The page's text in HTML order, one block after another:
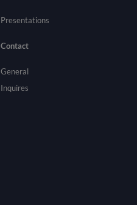
Presentations
Contact
General
Inquires